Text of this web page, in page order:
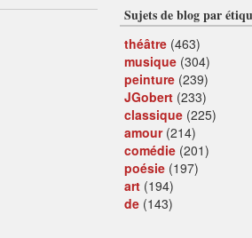
Sujets de blog par
théâtre (463)
musique (304)
peinture (239)
JGobert (233)
classique (225)
amour(214)
comédie (201)
poésie (197)
art (194)
de (143)